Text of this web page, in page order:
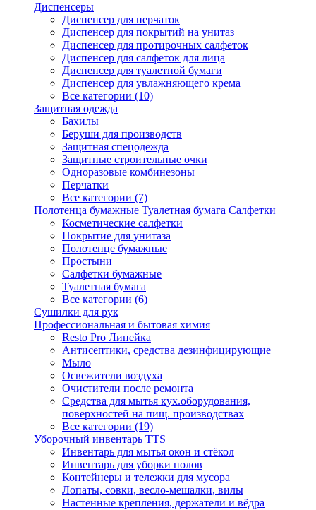
Диспенсеры
Диспенсер для перчаток
Диспенсер для покрытий на унитаз
Диспенсер для протирочных салфеток
Диспенсер для салфеток для лица
Диспенсер для туалетной бумаги
Диспенсер для увлажняющего крема
Все категории (10)
Защитная одежда
Бахилы
Беруши для производств
Защитная спецодежда
Защитные строительные очки
Одноразовые комбинезоны
Перчатки
Все категории (7)
Полотенца бумажные Туалетная бумага Салфетки
Косметические салфетки
Покрытие для унитаза
Полотенце бумажные
Простыни
Салфетки бумажные
Туалетная бумага
Все категории (6)
Сушилки для рук
Профессиональная и бытовая химия
Resto Pro Линейка
Антисептики, средства дезинфицирующие
Мыло
Освежители воздуха
Очистители после ремонта
Средства для мытья кух.оборудования,
поверхностей на пищ. производствах
Все категории (19)
Уборочный инвентарь TTS
Инвентарь для мытья окон и стёкол
Инвентарь для уборки полов
Контейнеры и тележки для мусора
Лопаты, совки, весло-мешалки, вилы
Настенные крепления, держатели и вёдра